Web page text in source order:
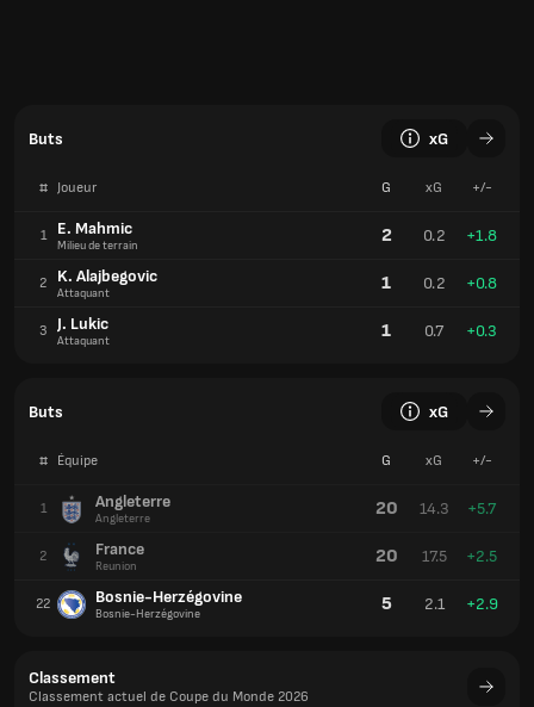
Buts xG
# Joueur G xG +/-
1 E. Mahmic
Milieu de terrain 2 0.2 +1.8
2 K. Alajbegovic
Attaquant 1 0.2 +0.8
3 J. Lukic
Attaquant 1 0.7 +0.3
Buts xG
# Équipe G xG +/-
1 Angleterre
Angleterre 20 14.3 +5.7
2 France
Reunion 20 17.5 +2.5
22 Bosnie-Herzégovine
Bosnie-Herzégovine 5 2.1 +2.9
Classement
Classement actuel de Coupe du Monde 2026